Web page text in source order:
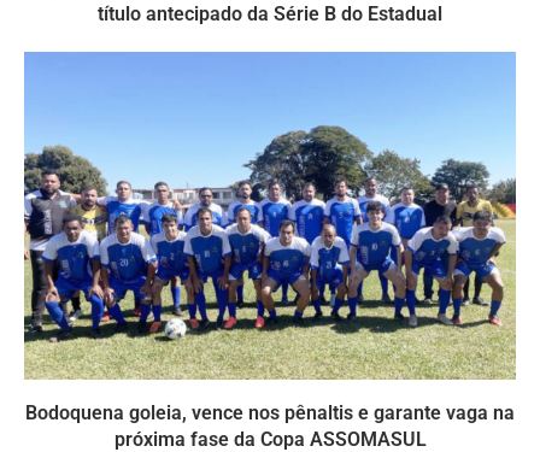
título antecipado da Série B do Estadual
Bodoquena goleia, vence nos pênaltis e garante vaga na
próxima fase da Copa ASSOMASUL